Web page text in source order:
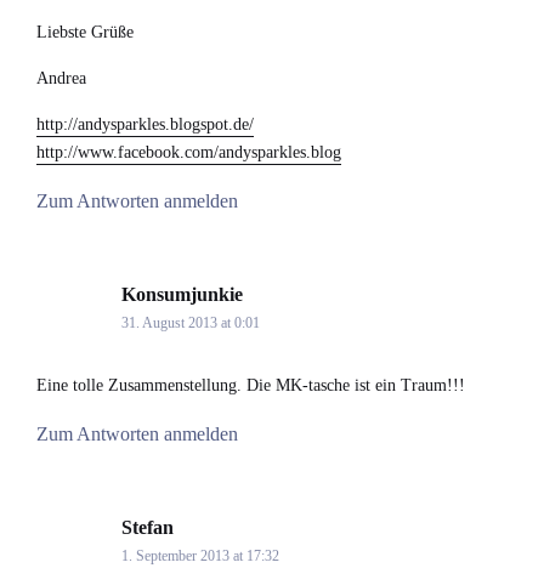
Liebste Grüße
Andrea
http://andysparkles.blogspot.de/
http://www.facebook.com/andysparkles.blog
Zum Antworten anmelden
Konsumjunkie
31. August 2013 at 0:01
Eine tolle Zusammenstellung. Die MK-tasche ist ein Traum!!!
Zum Antworten anmelden
Stefan
1. September 2013 at 17:32